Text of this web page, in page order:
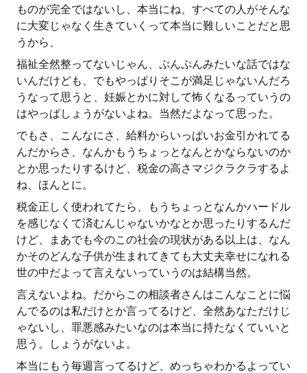
ものが完全ではないし、本当にね、すべての人がそんな
に大変じゃなく生きていくって本当に難しいことだと思
うから、
福祉全然整ってないじゃん、ぷんぷんみたいな話ではな
いんだけども、でもやっぱりそこが満足じゃないんだろ
うなって思うと、妊娠とかに対して怖くなるっていうの
はやっぱしょうがないよね。当然だよなって思った。
でもさ、こんなにさ、給料からいっぱいお金引かれてる
んだからさ、なんかもうちょっとなんとかならないのか
とか思ったりするけど、税金の高さマジクラクラするよ
ね、ほんとに。
税金正しく使われてたら、もうちょっとなんかハードル
を感じなくて済むんじゃないかなとか思ったりするんだ
けど、まあでも今のこの社会の現状がある以上は、なん
かそのどんな子供が生まれてきても大丈夫幸せになれる
世の中だよって言えないっていうのは結構当然。
言えないよね。だからこの相談者さんはこんなことに悩
んでるのは私だけとか言ってるけど、全然あなただけじ
ゃないし、罪悪感みたいなのは本当に持たなくていいと
思う。しょうがないよ。
本当にもう毎週言ってるけど、めっちゃわかるよってい